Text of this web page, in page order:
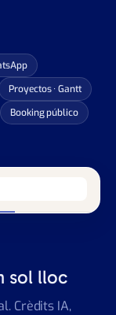
Proyectos · Gantt
Booking público
al teu